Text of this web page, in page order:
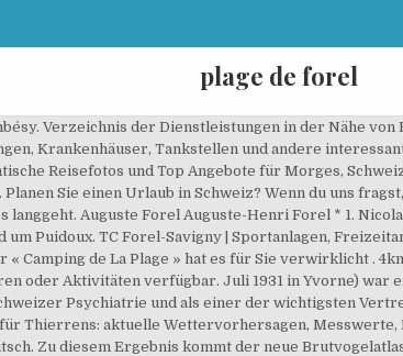
plage de forel
Verzeichnis der Dienstleistungen in der Nähe von
Krankenhäuser, Tankstellen und andere
Reisefotos und Top Angebote für Morges,
Sie einen Urlaub in Schweiz? Wenn du uns
langgeht. Auguste Forel Auguste-Henri Forel * 1.
Puidoux. TC Forel-Savigny | Sportanlagen,
Camping de La Plage » hat es für Sie verwirklicht .
oder Aktivitäten verfügbar. Juli 1931 in Yvorne)
Psychiatrie und als einer der wichtigsten
Thierrens: aktuelle Wettervorhersagen,
Zu diesem Ergebnis kommt der neue